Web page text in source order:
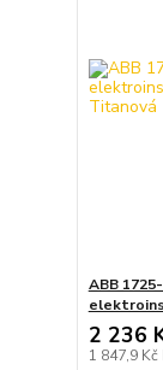
ABB
2 236
1 847,9 Kč